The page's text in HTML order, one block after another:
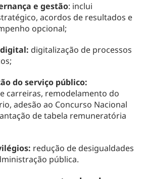
e gestão: inclui
acordos de resultados e
opcional;
digitalização de processos
do serviço público:
carreiras, remodelamento do
adesão ao Concurso Nacional
de tabela remuneratória
redução de desigualdades
pública.